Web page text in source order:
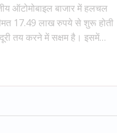
ऑटोमोबाइल बाजार में हलचल
17.49 लाख रुपये से शुरू होती
तय करने में सक्षम है। इसमें
सनरूफ, ADAS जैसी